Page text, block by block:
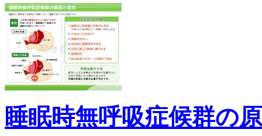
睡眠時無呼吸症候群の